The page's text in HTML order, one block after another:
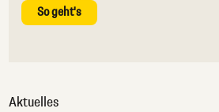
So geht's
Aktuelles